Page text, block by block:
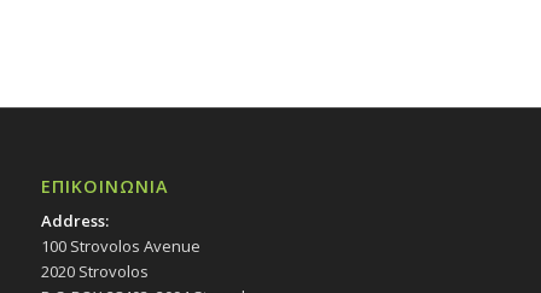
ΕΠΙΚΟΙΝΩΝΙΑ
Address:
100 Strovolos Avenue
2020 Strovolos